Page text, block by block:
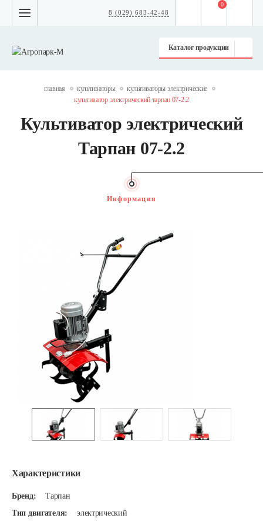
8 (029) 683-42-48
Каталог продукции
0
главная культиваторы
культиваторы электрические
культиватор электрический тарпан 07-2.2
Культиватор электрический
Тарпан 07-2.2
Характеристики
Бренд:
Тарпан
Тип двигателя:
электрический
Информация